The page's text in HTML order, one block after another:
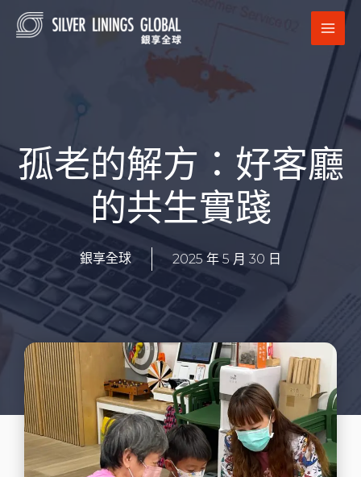
孤老的解方：好客廳
的共生實踐
銀享全球 2025 年 5 月 30 日